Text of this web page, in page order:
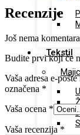
Tekstil
Recenzije
Još nema
Budite prvi koji će
Vaša adresa e-
označena *
Vaša ocena *
Vaša recenzija *